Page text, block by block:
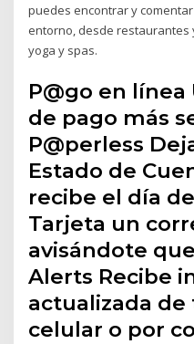
puedes encontrar y
entorno, desde
yoga y spas.
P@go en
de pago más
P@perless
Estado de
recibe el día
Tarjeta un
avisándote
Alerts Recibe
actualizada
celular o por